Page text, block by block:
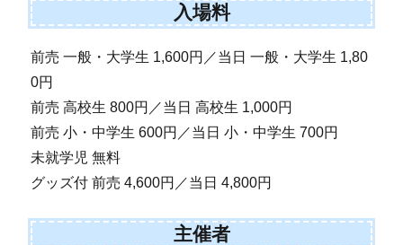
入場料
前売 一般・大学生 1,600円／当日 一般・大学生 1,80
0円
前売 高校生 800円／当日 高校生 1,000円
前売 小・中学生 600円／当日 小・中学生 700円
未就学児 無料
グッズ付 前売 4,600円／当日 4,800円
主催者